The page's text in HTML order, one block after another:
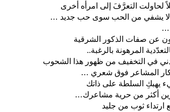
لحاولت التعرَّفَ إلى امرأه أخرى
لا يشفي من الحب سوى حب جديد …
…
عن صفات الذكور الشرقية
المرهونة بالرغبة..
في التخفيف من ظهور هذا الشحوب
المشاعر فوق شعري …
يهبكِ السلطة على ذاتك
أكثر من حرية مشاعرك…
ارتداء ثوب من جليد